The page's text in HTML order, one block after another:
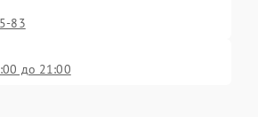
83
до 21:00